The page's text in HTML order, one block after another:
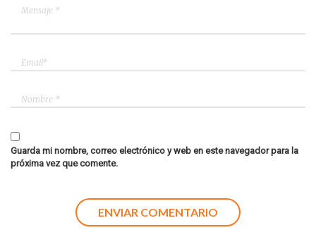
Guarda mi nombre, correo electrónico y web en este navegador para la
próxima vez que comente.